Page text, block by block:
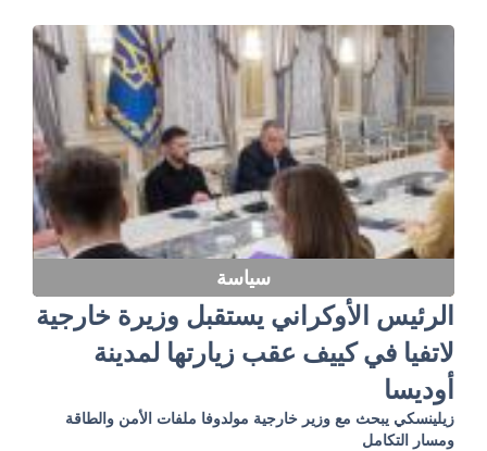
سياسة
الرئيس الأوكراني يستقبل وزيرة خارجية
لاتفيا في كييف عقب زيارتها لمدينة
أوديسا
زيلينسكي يبحث مع وزير خارجية مولدوفا ملفات الأمن والطاقة
ومسار التكامل